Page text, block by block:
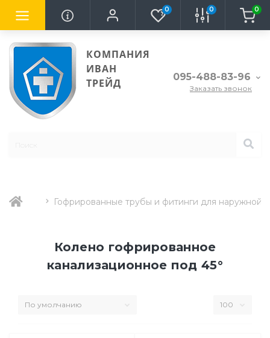
0 0 0
КОМПАНИЯ
ИВАН
ТРЕЙД
095-488-83-96
Заказать звонок
Гофрированные трубы и фитинги для наружной
Колено гофрированное
канализационное под 45°